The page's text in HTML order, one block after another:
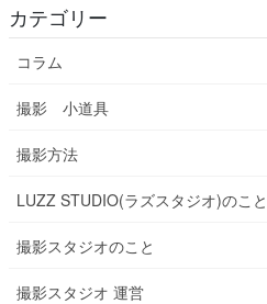
カテゴリー
コラム
撮影 小道具
撮影方法
LUZZ STUDIO(ラズスタジオ)のこと
撮影スタジオのこと
撮影スタジオ 運営